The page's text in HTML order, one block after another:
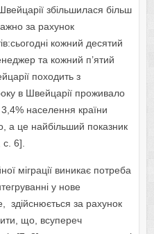
Швейцарії збільшилася більш
за рахунок
кожний десятий
та кожний п’ятий
походить з
в Швейцарії проживало
населення країни
а це найбільший показник
c. 6].
міграції виникає потреба
у нове
здійснюється за рахунок
що, всупереч